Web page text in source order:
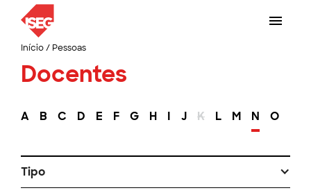
Início/ Pessoas
Docentes
A B C D E F G H I J K L M N O
Tipo